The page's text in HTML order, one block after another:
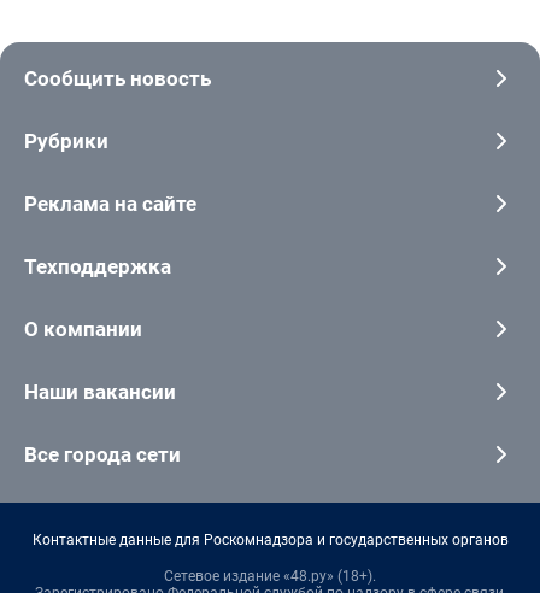
Сообщить новость
Рубрики
Реклама на сайте
Техподдержка
О компании
Наши вакансии
Все города сети
Контактные данные для Роскомнадзора и государственных органов
Сетевое издание «48.ру» (18+).